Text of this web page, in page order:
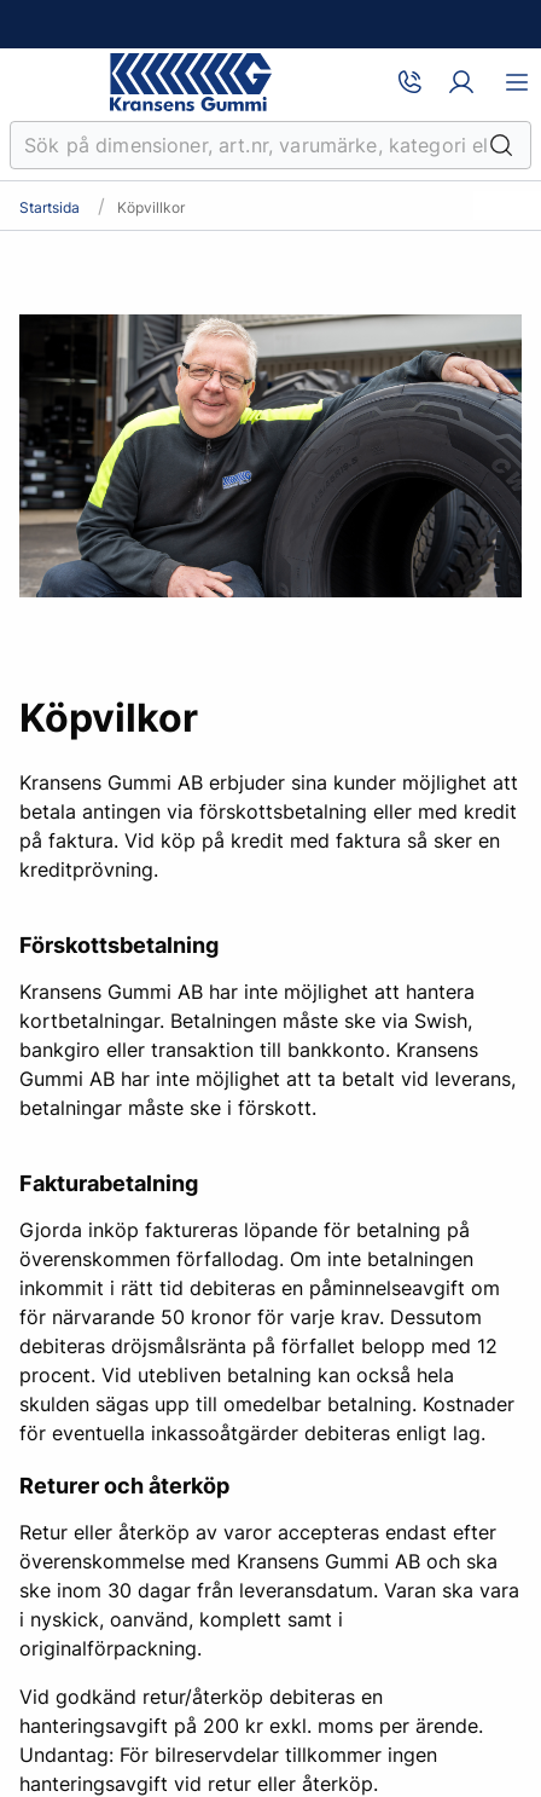
Startsida Köpvillkor
Köpvilkor
Kransens Gummi AB erbjuder sina kunder möjlighet att
betala antingen via förskottsbetalning eller med kredit
på faktura. Vid köp på kredit med faktura så sker en
kreditprövning.
Förskottsbetalning
Kransens Gummi AB har inte möjlighet att hantera
kortbetalningar. Betalningen måste ske via Swish,
bankgiro eller transaktion till bankkonto. Kransens
Gummi AB har inte möjlighet att ta betalt vid leverans,
betalningar måste ske i förskott.
Fakturabetalning
Gjorda inköp faktureras löpande för betalning på
överenskommen förfallodag. Om inte betalningen
inkommit i rätt tid debiteras en påminnelseavgift om
för närvarande 50 kronor för varje krav. Dessutom
debiteras dröjsmålsränta på förfallet belopp med 12
procent. Vid utebliven betalning kan också hela
skulden sägas upp till omedelbar betalning. Kostnader
för eventuella inkassoåtgärder debiteras enligt lag.
Returer och återköp
Retur eller återköp av varor accepteras endast efter
överenskommelse med Kransens Gummi AB och ska
ske inom 30 dagar från leveransdatum. Varan ska vara
i nyskick, oanvänd, komplett samt i
originalförpackning.
Vid godkänd retur/återköp debiteras en
hanteringsavgift på 200 kr exkl. moms per ärende.
Undantag: För bilreservdelar tillkommer ingen
hanteringsavgift vid retur eller återköp.